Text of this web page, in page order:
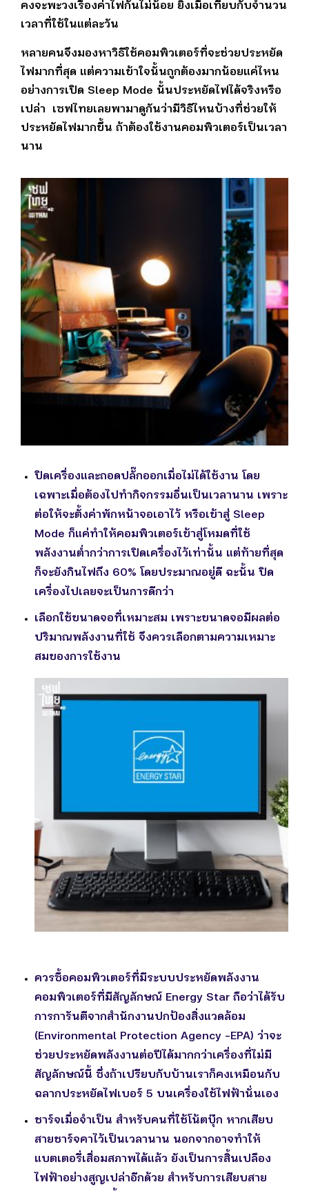
คงจะพะวงเรื่องค่าไฟกันไม่น้อย ยิ่งเมื่อเทียบกับจำนวน
เวลาที่ใช้ในแต่ละวัน
หลายคนจึงมองหาวิธีใช้คอมพิวเตอร์ที่จะช่วยประหยัด
ไฟมากที่สุด แต่ความเข้าใจนั้นถูกต้องมากน้อยแค่ไหน
อย่างการเปิด Sleep Mode นั้นประหยัดไฟได้จริงหรือ
เปล่า เซฟไทยเลยพามาดูกันว่ามีวิธีไหนบ้างที่ช่วยให้
ประหยัดไฟมากขึ้น ถ้าต้องใช้งานคอมพิวเตอร์เป็นเวลา
นาน
ปิดเครื่องและถอดปลั๊กออกเมื่อไม่ได้ใช้งาน โดย
เฉพาะเมื่อต้องไปทำกิจกรรมอื่นเป็นเวลานาน เพราะ
ต่อให้จะตั้งค่าพักหน้าจอเอาไว้ หรือเข้าสู่ Sleep
Mode ก็แค่ทำให้คอมพิวเตอร์เข้าสู่โหมดที่ใช้
พลังงานต่ำกว่าการเปิดเครื่องไว้เท่านั้น แต่ท้ายที่สุด
ก็จะยังกินไฟถึง 60% โดยประมาณอยู่ดี ฉะนั้น ปิด
เครื่องไปเลยจะเป็นการดีกว่า
เลือกใช้ขนาดจอที่เหมาะสม เพราะขนาดจอมีผลต่อ
ปริมาณพลังงานที่ใช้ จึงควรเลือกตามความเหมาะ
สมของการใช้งาน
ควรซื้อคอมพิวเตอร์ที่มีระบบประหยัดพลังงาน
คอมพิวเตอร์ที่มีสัญลักษณ์ Energy Star ถือว่าได้รับ
การการันตีจากสำนักงานปกป้องสิ่งแวดล้อม
(Environmental Protection Agency -EPA) ว่าจะ
ช่วยประหยัดพลังงานต่อปีได้มากกว่าเครื่องที่ไม่มี
สัญลักษณ์นี้ ซึ่งถ้าเปรียบกับบ้านเราก็คงเหมือนกับ
ฉลากประหยัดไฟเบอร์ 5 บนเครื่องใช้ไฟฟ้านั่นเอง
ชาร์จเมื่อจำเป็น สำหรับคนที่ใช้โน้ตบุ๊ก หากเสียบ
สายชาร์จคาไว้เป็นเวลานาน นอกจากอาจทำให้
แบตเตอรี่เสื่อมสภาพได้แล้ว ยังเป็นการสิ้นเปลือง
ไฟฟ้าอย่างสูญเปล่าอีกด้วย สำหรับการเสียบสาย